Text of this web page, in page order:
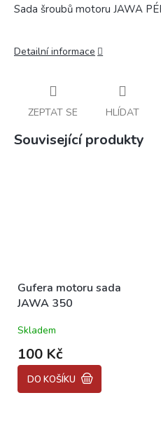
Sada šroubů motoru JAWA
Detailní informace
ZEPTAT SE HLÍDAT
Související produkty
Gufera motoru sada
JAWA 350
Skladem
100 Kč
DO KOŠÍKU